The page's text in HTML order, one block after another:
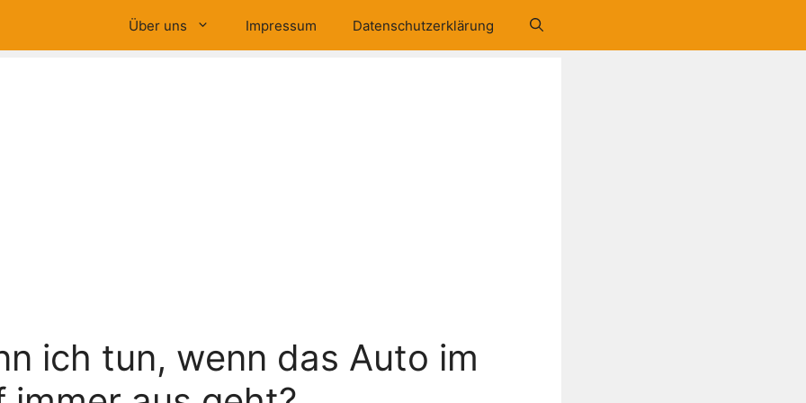
Über uns Impressum Datenschutzerklärung
ich tun, wenn das Auto im